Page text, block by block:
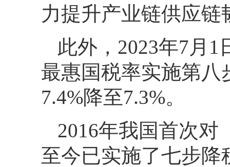
力提升产业链供应链
此外，2023年7月
最惠国税率实施第八
7.4%降至7.3%。
2016年我国首次对
至今已实施了七步